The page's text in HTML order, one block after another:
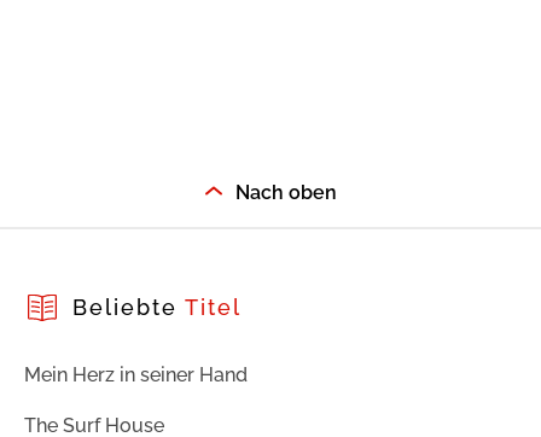
Nach oben
Beliebte Titel
Mein Herz in seiner Hand
The Surf House